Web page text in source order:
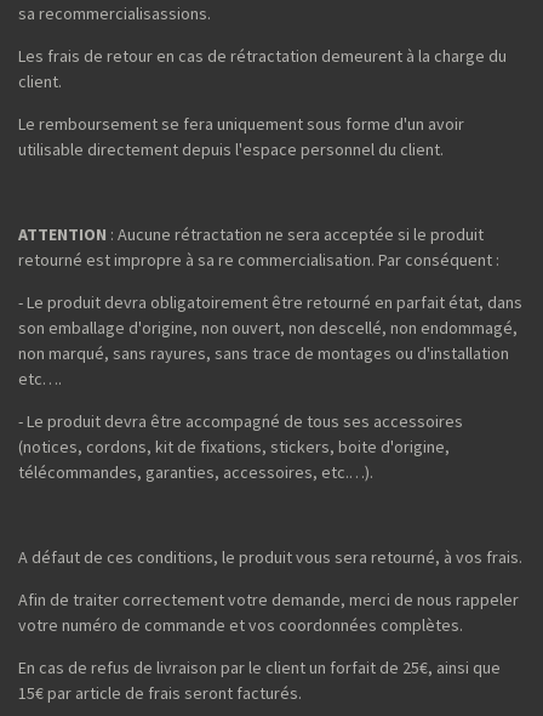
sa recommercialisassions.
Les frais de retour en cas de rétractation demeurent à la charge du
client.
Le remboursement se fera uniquement sous forme d'un avoir
utilisable directement depuis l'espace personnel du client.
ATTENTION : Aucune rétractation ne sera acceptée si le produit
retourné est impropre à sa re commercialisation. Par conséquent :
- Le produit devra obligatoirement être retourné en parfait état, dans
son emballage d'origine, non ouvert, non descellé, non endommagé,
non marqué, sans rayures, sans trace de montages ou d'installation
etc….
- Le produit devra être accompagné de tous ses accessoires
(notices, cordons, kit de fixations, stickers, boite d'origine,
télécommandes, garanties, accessoires, etc.…).
A défaut de ces conditions, le produit vous sera retourné, à vos frais.
Afin de traiter correctement votre demande, merci de nous rappeler
votre numéro de commande et vos coordonnées complètes.
En cas de refus de livraison par le client un forfait de 25€, ainsi que
15€ par article de frais seront facturés.